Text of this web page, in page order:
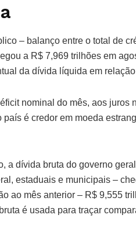
– balanço entre o total de
a R$ 7,969 trilhões em
da dívida líquida em
nominal do mês, aos juros
país é credor em moeda
a dívida bruta do governo
estaduais e municipais –
ao mês anterior – R$ 9,555
é usada para traçar